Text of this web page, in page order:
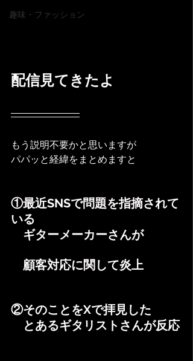
趣味・ファッション
配信見てきたよ
もう説明不要かと思いますが
パパッと経緯をまとめますと
①最近SNSで問題を指摘されて
いる
ギターメーカーさんが
顧客対応に関して炎上
②そのことをXで拝見した
とあるギタリストさんが反応